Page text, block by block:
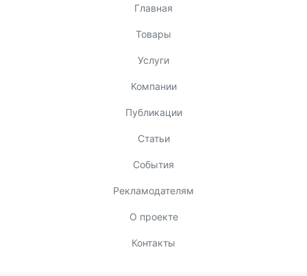
Главная
Товары
Услуги
Компании
Публикации
Статьи
События
Рекламодателям
О проекте
Контакты